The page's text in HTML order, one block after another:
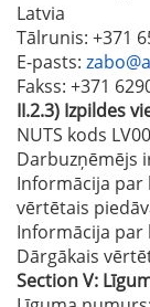
Latvia
Tālrunis: +371
E-pasts:
Fakss: +371
II.2.3) Izpildes
NUTS kods LV00
Darbuzņēmējs
Informācija par
vērtētais
Informācija par
Dārgākais
SectionV: